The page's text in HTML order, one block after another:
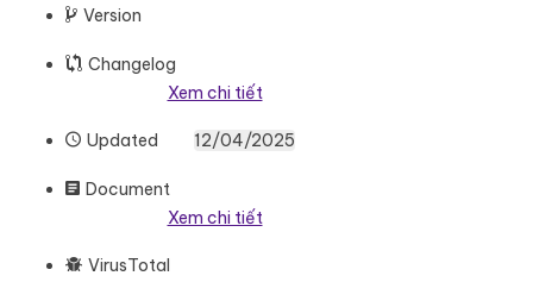
Version
Changelog
Xem chi tiết
Updated 12/04/2025
Document
Xem chi tiết
VirusTotal